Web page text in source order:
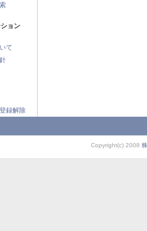
ョン
て
録解除
Copyright(c) 2008